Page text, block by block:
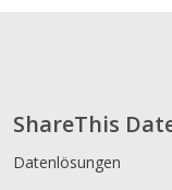
ShareThis
Datenlösungen